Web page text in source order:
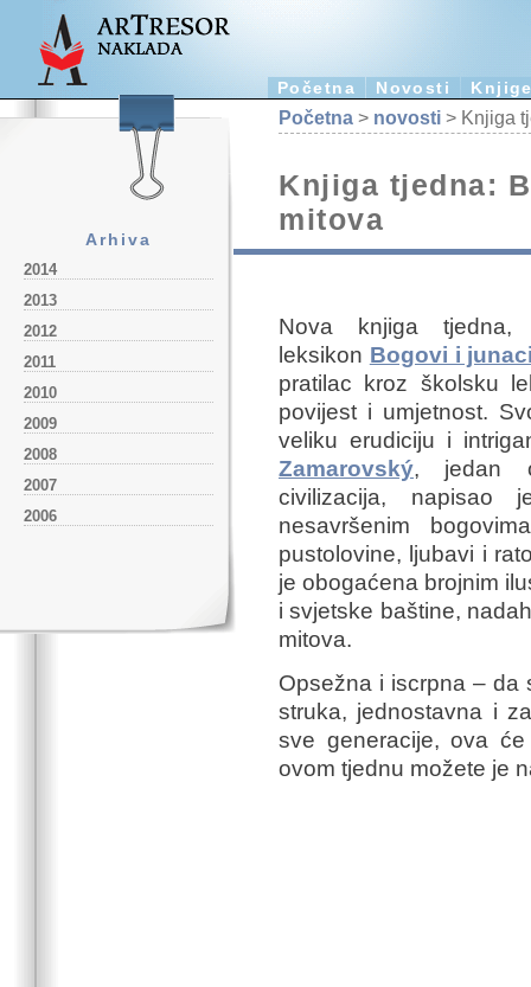
Početna Novosti
Arhiva
2014
2013
2012
2011
2010
2009
2008
2007
2006
Početna > novosti > Knjiga
Knjiga tjedna:
mitova
Nova knjiga
leksikon Bogovi i
pratilac kroz školsku
povijest i umjetnost.
veliku erudiciju i
Zamarovský, jedan
civilizacija,
nesavršenim
pustolovine, ljubavi i
je obogaćena brojnim
i svjetske baštine,
mitova.
Opsežna i iscrpna – da
struka, jednostavna i
sve generacije, ova
ovom tjednu možete je